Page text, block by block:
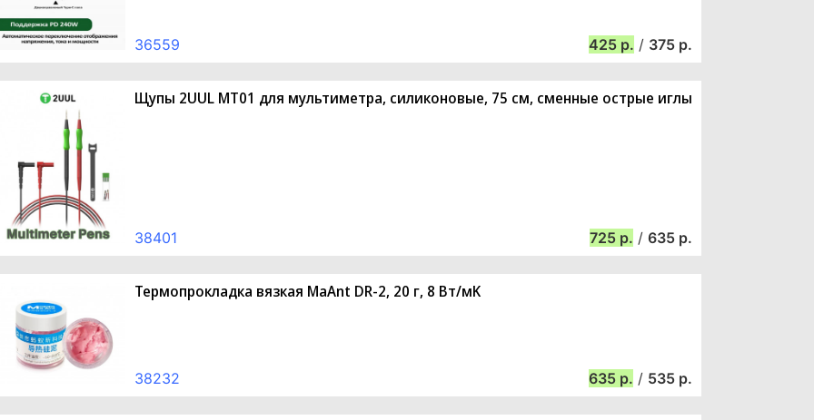
36559 425 / 375
Щупы 2UUL MT01 для мультиметра, силиконовые, 75 см, сменные острые иглы
38401 725 / 635
Термопрокладка вязкая MaAnt DR-2, 20 г, 8 Вт/мK
38232 635 / 535